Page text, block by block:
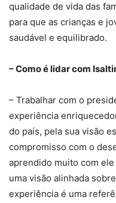
qualidade de vida das
para que as crianças e
saudável e equilibrado.
– Como é lidar com
– Trabalhar com o
experiência
do país, pela sua visão
compromisso com o
aprendido muito com
uma visão alinhada
experiência é uma